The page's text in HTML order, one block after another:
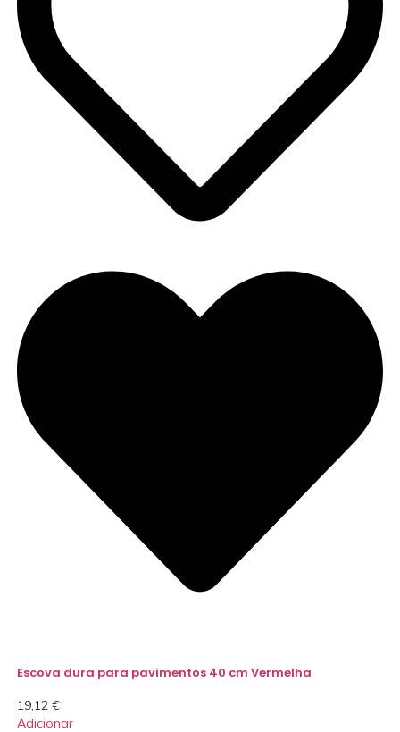
Escova dura para pavimentos 40 cm Vermelha
19,12 €
Adicionar